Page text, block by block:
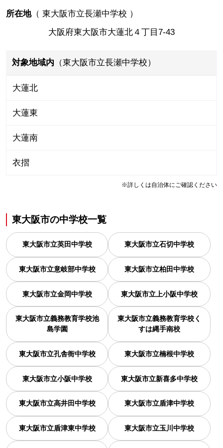
所在地（ 東大阪市立長瀬中学校 ）
大阪府東大阪市大蓮北４丁目7-43
対象地域内 （東大阪市立長瀬中学校）
大蓮北
大蓮東
大蓮南
衣摺
※詳しくは自治体にご確認ください
東大阪市の中学校一覧
東大阪市立英田中学校 東大阪市立石切中学校
東大阪市立意岐部中学校 東大阪市立柏田中学校
東大阪市立金岡中学校 東大阪市立上小阪中学校
東大阪市立義務教育学校池
島学園
東大阪市立義務教育学校く
すは縄手南校
東大阪市立孔舎衙中学校 東大阪市立楠根中学校
東大阪市立小阪中学校 東大阪市立新喜多中学校
東大阪市立高井田中学校 東大阪市立盾津中学校
東大阪市立盾津東中学校 東大阪市立玉川中学校